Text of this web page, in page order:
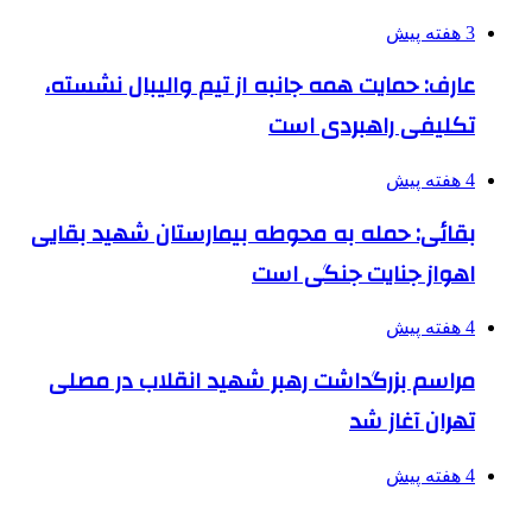
3 هفته پیش
عارف: حمایت همه جانبه از تیم والیبال نشسته،
تکلیفی راهبردی است
4 هفته پیش
بقائی: حمله به محوطه بیمارستان شهید بقایی
اهواز جنایت جنگی است
4 هفته پیش
مراسم بزرگداشت رهبر شهید انقلاب در مصلی
تهران آغاز شد
4 هفته پیش